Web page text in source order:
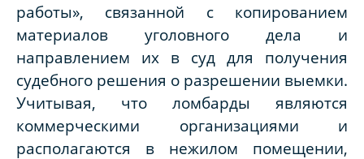
работы», связанной с копированием
материалов уголовного дела и
направлением их в суд для получения
судебного решения о разрешении выемки.
Учитывая, что ломбарды являются
коммерческими организациями и
располагаются в нежилом помещении,